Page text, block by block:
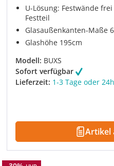
U-Lösung: Festwände
Festteil
Glasaußenkanten-Maße
Glashöhe 195cm
Modell: BUXS
Sofort verfügbar
Lieferzeit: 1-3 Tage oder
Artikel